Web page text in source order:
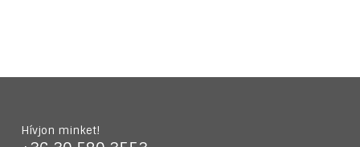
Hívjon minket!